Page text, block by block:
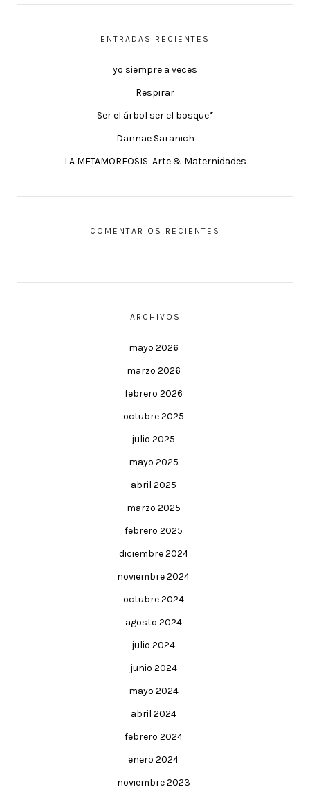
ENTRADAS RECIENTES
yo siempre a veces
Respirar
Ser el árbol ser el bosque*
Dannae Saranich
LA METAMORFOSIS: Arte & Maternidades
COMENTARIOS RECIENTES
ARCHIVOS
mayo 2026
marzo 2026
febrero 2026
octubre 2025
julio 2025
mayo 2025
abril 2025
marzo 2025
febrero 2025
diciembre 2024
noviembre 2024
octubre 2024
agosto 2024
julio 2024
junio 2024
mayo 2024
abril 2024
febrero 2024
enero 2024
noviembre 2023